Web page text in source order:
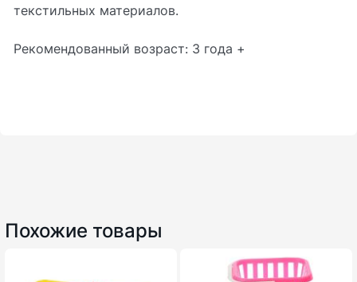
текстильных материалов.
Рекомендованный возраст: 3 года +
Похожие товары